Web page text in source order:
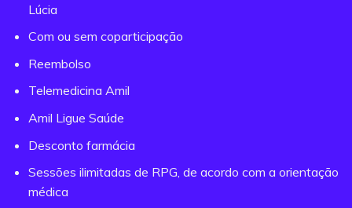
Lúcia
Com ou sem coparticipação
Reembolso
Telemedicina Amil
Amil Ligue Saúde
Desconto farmácia
Sessões ilimitadas de RPG, de acordo com a orientação
médica